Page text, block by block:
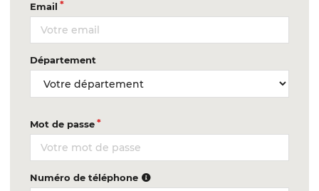
Email
Département
Mot de passe
Numéro de téléphone